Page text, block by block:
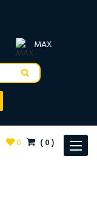
MAX
Toggle
0 (0)